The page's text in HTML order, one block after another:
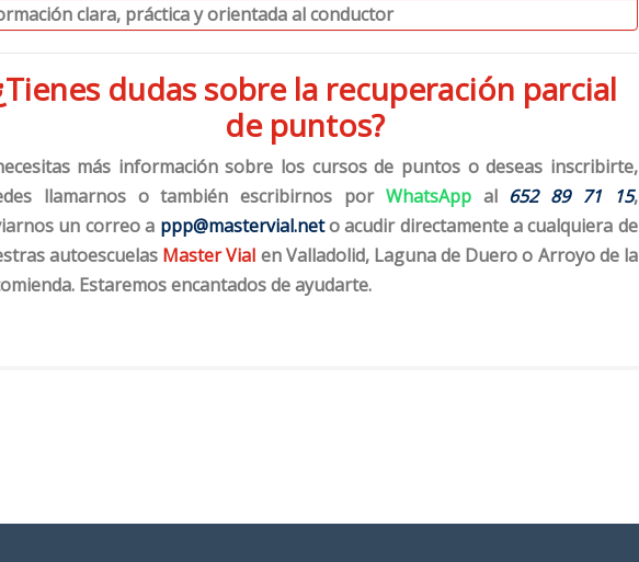
clara, práctica y orientada al conductor
dudas sobre la recuperación parcial
de puntos?
más información sobre los cursos de puntos o deseas inscribirte,
llamarnos o también escribirnos por WhatsAppal 652 89 71 15,
un correo a ppp@mastervial.neto acudir directamente a cualquiera de
autoescuelas Master Vial en Valladolid, Laguna de Duero o Arroyo de la
Estaremos encantados de ayudarte.